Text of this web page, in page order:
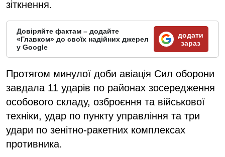
зіткнення.
Довіряйте фактам – додайте
«Главком» до своїх надійних джерел
у Google
додати
зараз
Протягом минулої доби авіація Сил оборони
завдала 11 ударів по районах зосередження
особового складу, озброєння та військової
техніки, удар по пункту управління та три
удари по зенітно-ракетних комплексах
противника.